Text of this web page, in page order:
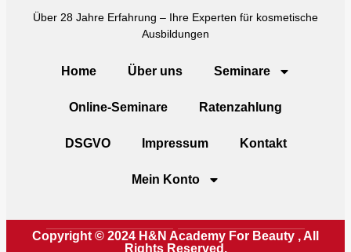
Über 28 Jahre Erfahrung – Ihre Experten für kosmetische
Ausbildungen
Home Über uns Seminare
Online-Seminare Ratenzahlung
DSGVO Impressum Kontakt
Mein Konto
Copyright © 2024 H&N Academy For Beauty , All
Rights Reserved.